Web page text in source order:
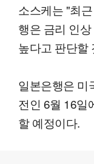
소스케는 "최
행은 금리 인
높다고 판단할
일본은행은 미
전인 6월 16일
할 예정이다.